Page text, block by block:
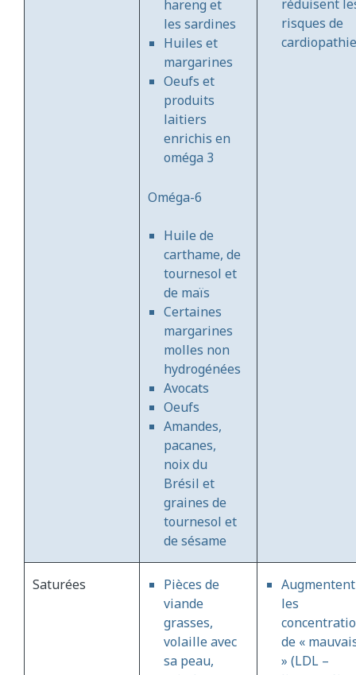
hareng et
les sardines
Huiles et
margarines
Oeufs et
produits
laitiers
enrichis en
oméga 3
Oméga-6
Huile de
carthame, de
tournesol et
de maïs
Certaines
margarines
molles non
hydrogénées
Avocats
Oeufs
Amandes,
pacanes,
noix du
Brésil et
graines de
tournesol et
de sésame
réduisent
risques de
Saturées
Pièces de
viande
grasses,
volaille avec
sa peau,
Augmentent
les
de «
» (LDL –